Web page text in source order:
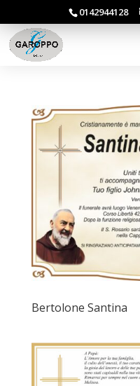
0142944128
Bertolone Santina